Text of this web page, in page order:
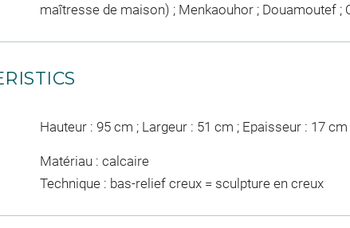
maîtresse de maison) ; Menkaouhor ; Douamoutef ;
Hauteur : 95 cm ; Largeur : 51 cm ; Epaisseur : 17 cm
Matériau : calcaire
Technique : bas-relief creux = sculpture en creux